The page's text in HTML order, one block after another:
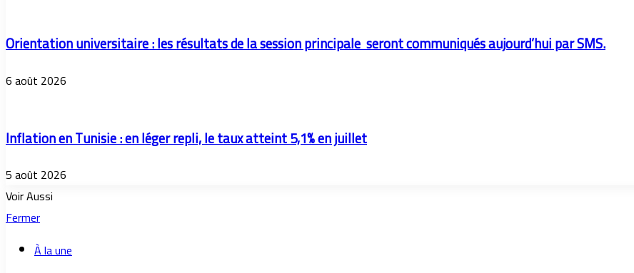
Orientation universitaire : les résultats de la session principale seront communiqués aujourd’hui par SMS.
6 août 2026
Inflation en Tunisie : en léger repli, le taux atteint 5,1% en juillet
5 août 2026
Voir Aussi
Fermer
À la une